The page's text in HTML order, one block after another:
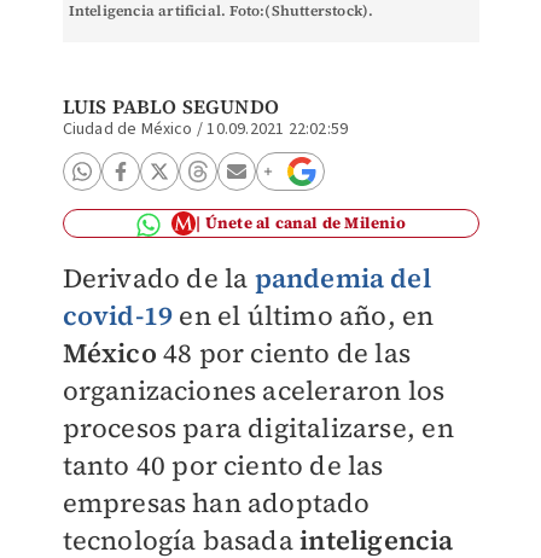
Inteligencia artificial. Foto:(Shutterstock).
LUIS PABLO SEGUNDO
Ciudad de México /10.09.2021 22:02:59
Únete al canal de Milenio
Derivado de la pandemia del
covid-19 en el último año, en
México 48 por ciento de las
organizaciones aceleraron los
procesos para digitalizarse, en
tanto 40 por ciento de las
empresas han adoptado
tecnología basadainteligencia